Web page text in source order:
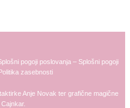
pogoji poslovanja – Splošni pogoji
zasebnosti
Anje Novak ter grafične magične
.